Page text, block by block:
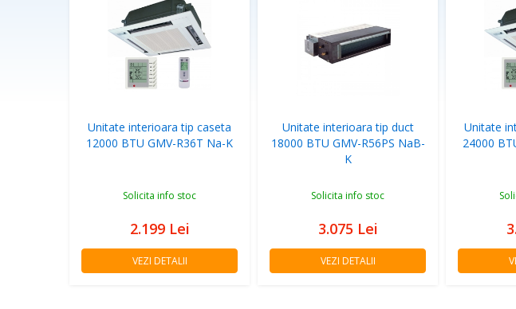
Unitate interioara tip caseta
12000 BTU GMV-R36T Na-K
Solicita info stoc
2.199 Lei
VEZI DETALII
Unitate interioara tip duct
18000 BTU GMV-R56PS NaB-
K
Solicita info stoc
3.075 Lei
VEZI DETALII
Unitate
24000